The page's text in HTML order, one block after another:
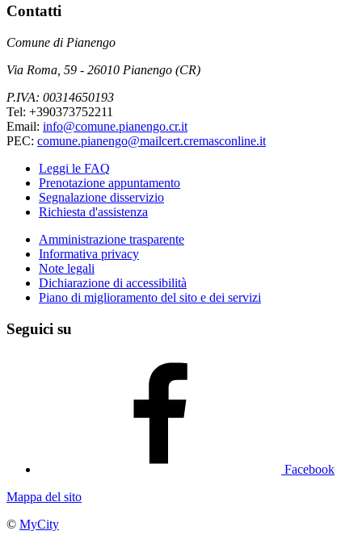
Contatti
Comune di Pianengo
Via Roma, 59 - 26010 Pianengo (CR)
P.IVA: 00314650193
Tel: +390373752211
Email: info@comune.pianengo.cr.it
PEC: comune.pianengo@mailcert.cremasconline.it
Leggi le FAQ
Prenotazione appuntamento
Segnalazione disservizio
Richiesta d'assistenza
Amministrazione trasparente
Informativa privacy
Note legali
Dichiarazione di accessibilità
Piano di miglioramento del sito e dei servizi
Seguici su
Facebook
Mappa del sito
© MyCity